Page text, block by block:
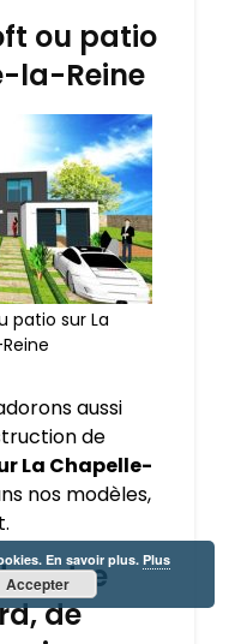
ou patio
la-Reine
patio sur La
aussi
de
La Chapelle-
nos modèles,
votre
de
En savoir plus.Plus
Accepter